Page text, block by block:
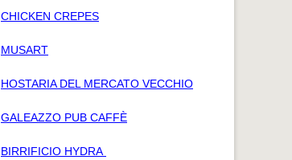
CHICKEN CREPES
MUSART
HOSTARIA DEL MERCATO VECCHIO
GALEAZZO PUB CAFFÈ
BIRRIFICIO HYDRA